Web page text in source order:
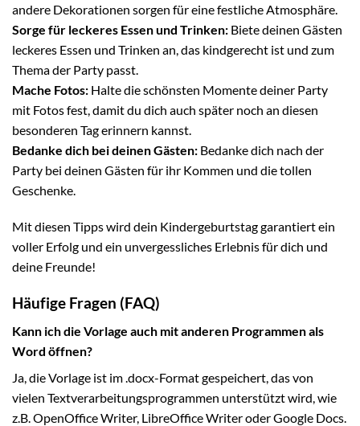
andere Dekorationen sorgen für eine festliche Atmosphäre.
Sorge für leckeres Essen und Trinken: Biete deinen Gästen
leckeres Essen und Trinken an, das kindgerecht ist und zum
Thema der Party passt.
Mache Fotos: Halte die schönsten Momente deiner Party
mit Fotos fest, damit du dich auch später noch an diesen
besonderen Tag erinnern kannst.
Bedanke dich bei deinen Gästen: Bedanke dich nach der
Party bei deinen Gästen für ihr Kommen und die tollen
Geschenke.
Mit diesen Tipps wird dein Kindergeburtstag garantiert ein
voller Erfolg und ein unvergessliches Erlebnis für dich und
deine Freunde!
Häufige Fragen (FAQ)
Kann ich die Vorlage auch mit anderen Programmen als
Word öffnen?
Ja, die Vorlage ist im .docx-Format gespeichert, das von
vielen Textverarbeitungsprogrammen unterstützt wird, wie
z.B. OpenOffice Writer, LibreOffice Writer oder Google Docs.